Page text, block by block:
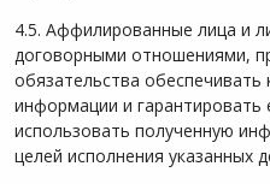
4.5. Аффилированные лица и
договорными отношениями,
обязательства
информации и
использовать полученную
целей исполнения указанных